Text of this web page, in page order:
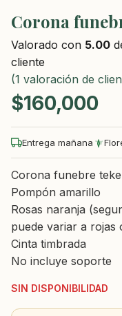
Corona
Valorado con 5.00
cliente
(1 valoración de
$160,000
Entrega mañana
Corona funebre
Pompón amarillo
Rosas naranja
puede variar a rojas
Cinta timbrada
No incluye soporte
SIN DISPONIBILIDAD